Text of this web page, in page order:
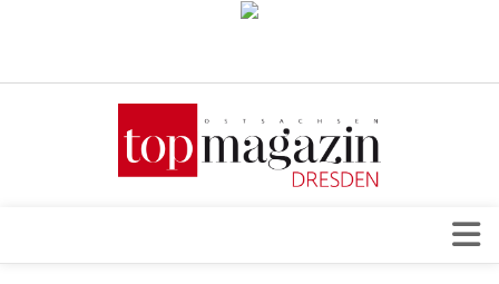
Verkaufsstellen